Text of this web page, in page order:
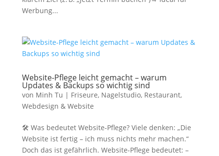
Werbung...
Website-Pflege leicht gemacht – warum
Updates & Backups so wichtig sind
von Minh Tu | Friseure, Nagelstudio, Restaurant,
Webdesign & Website
🛠️ Was bedeutet Website-Pflege? Viele denken: „Die
Website ist fertig – ich muss nichts mehr machen.“
Doch das ist gefährlich. Website-Pflege bedeutet: –